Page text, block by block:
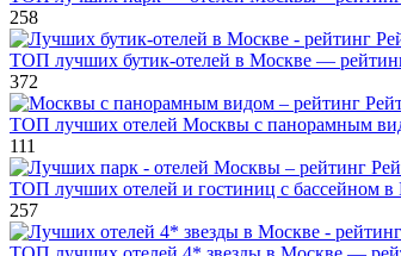
258
ТОП лучших бутик-отелей в Москве —
372
ТОП лучших отелей Москвы с панорамным
111
ТОП лучших отелей и гостиниц с бассейном
257